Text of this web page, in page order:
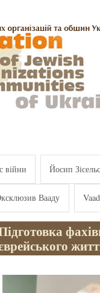
війни Йосип Зісельс
Вааду